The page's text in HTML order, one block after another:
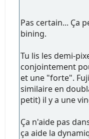
Pas certain... Ça
bining.
Tu lis les demi-
conjointement
et une "forte".
similaire en
petit) il y a une
Ça n'aide pas
ça aide la